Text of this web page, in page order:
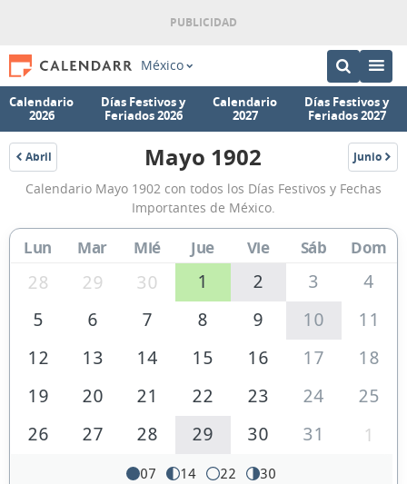
México
Calendario
2026
Días Festivos y
Feriados 2026
Calendario
2027
Días Festivos y
Feriados 2027
Abril
1902
Calendario
Mayo
1902
de
México
Mayo 1902 Junio
1902
Calendario Mayo 1902 con todos los Días Festivos y Fechas
Importantes de México.
Lun Mar Mié Jue Vie Sáb Dom
28 29 30 1 2 3
4
5
6 7 8 9 10
11
12
13 14 15 16 17
18
19
20 21 22 23 24
25
26
27 28 29 30 31 1
07 14 22 30